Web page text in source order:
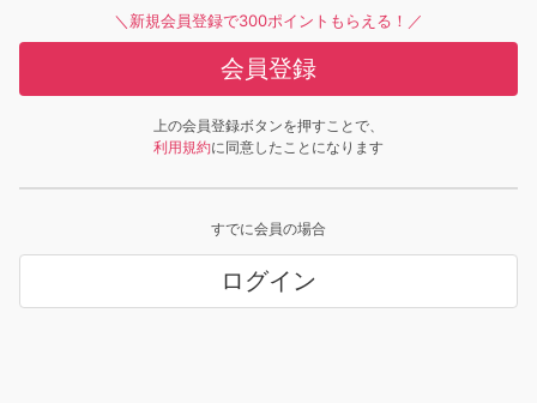
＼新規会員登録で300ポイントもらえる！／
会員登録
上の会員登録ボタンを押すことで、
利用規約に同意したことになります
すでに会員の場合
ログイン